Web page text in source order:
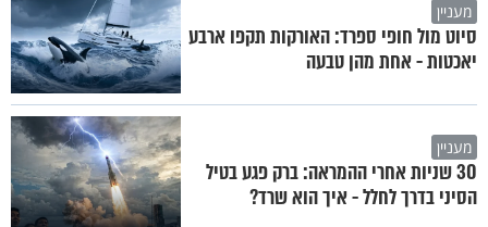
מעניין
סיוט מול חופי ספרד: האורקות תקפו ארבע
יאכטות - אחת מהן טבעה
מעניין
30 שניות אחרי ההמראה: ברק פגע בטיל
הסיני בדרך לחלל - איך הוא שרד?